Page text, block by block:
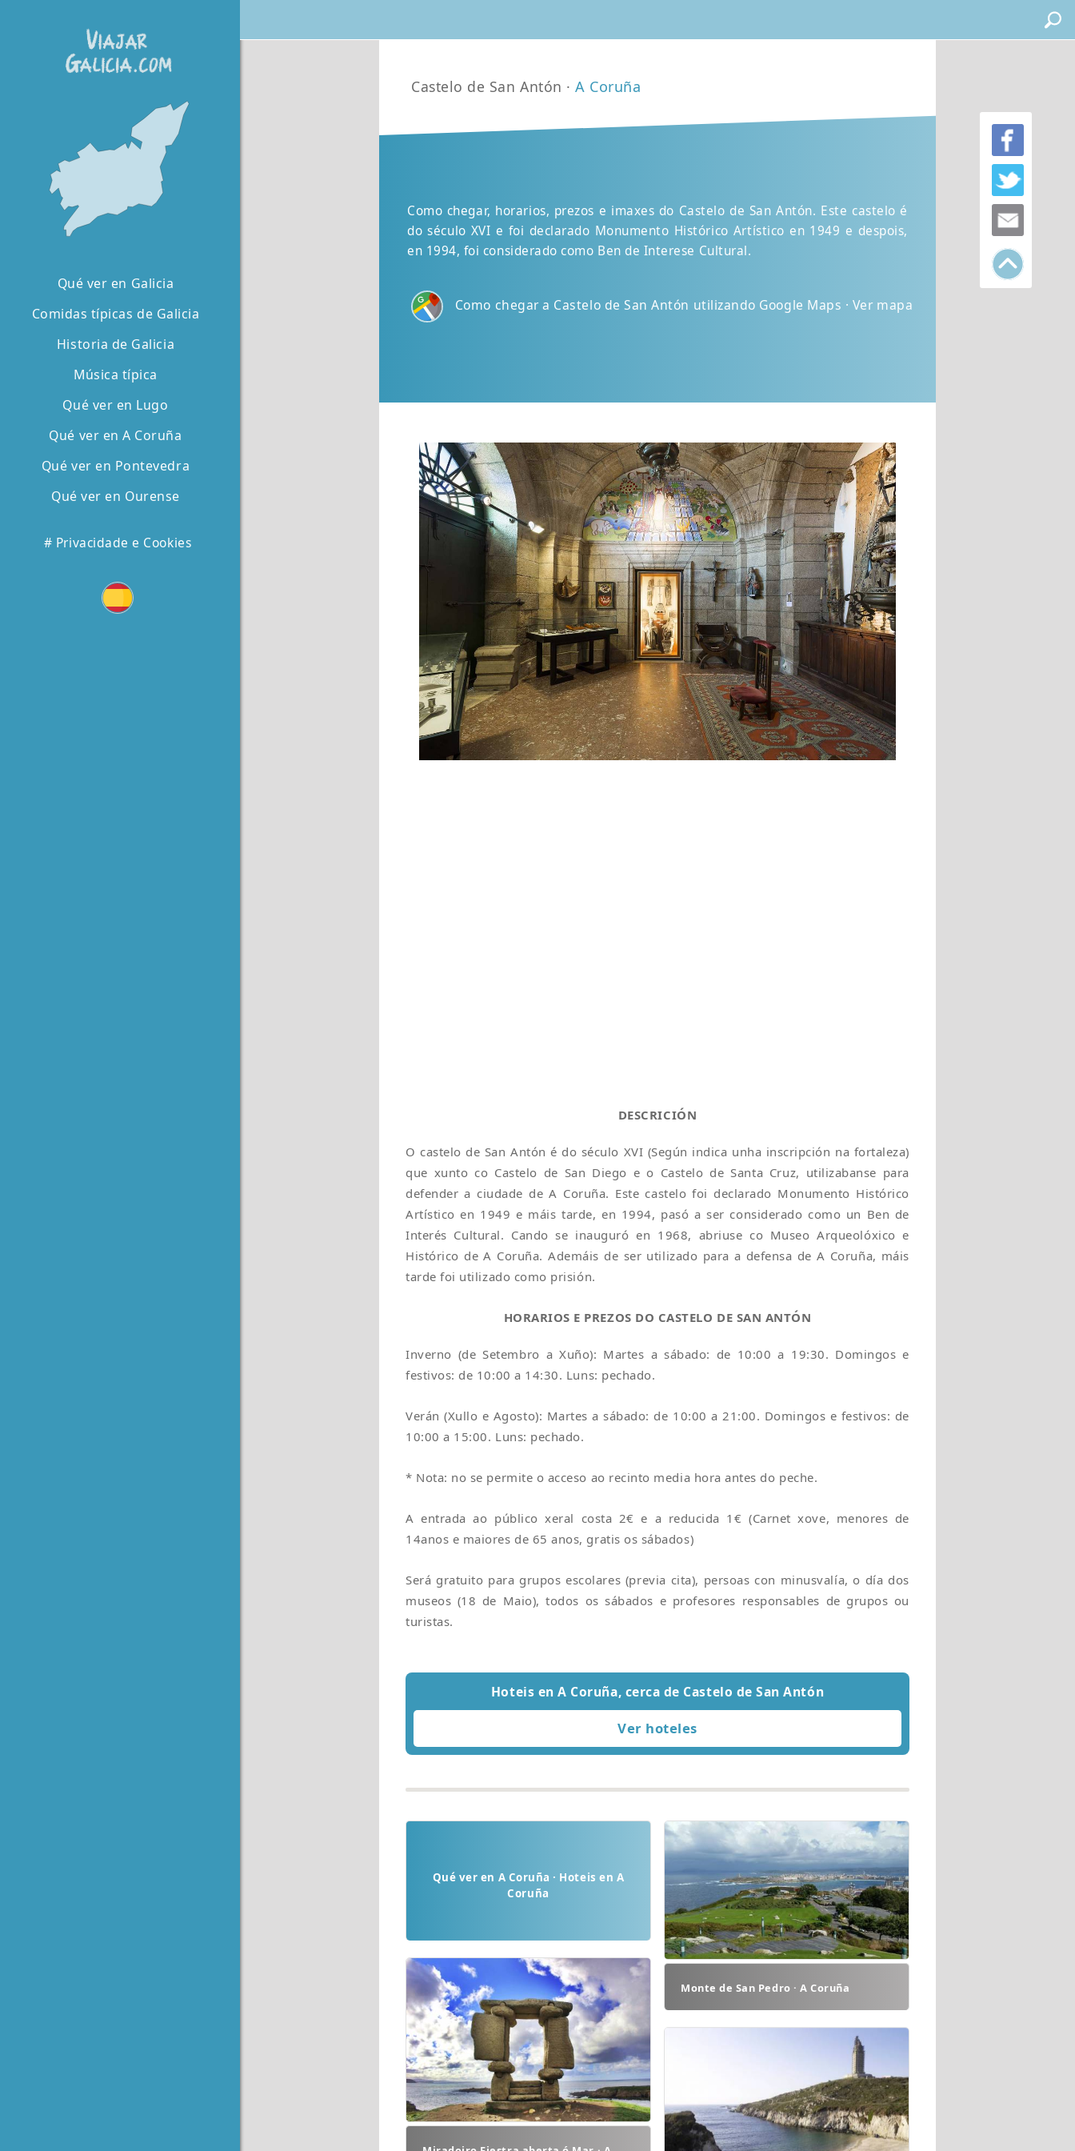
Castelo de San Antón ·A Coruña
Como chegar, horarios, prezos e imaxes do Castelo de San Antón. Este castelo é
do século XVI e foi declarado Monumento Histórico Artístico en 1949 e despois,
en 1994, foi considerado como Ben de Interese Cultural.
Como chegar a Castelo de San Antón utilizando Google Maps · Ver mapa
DESCRICIÓN
O castelo de San Antón é do século XVI (Según indica unha inscripción na fortaleza)
que xunto co Castelo de San Diego e o Castelo de Santa Cruz, utilizabanse para
defender a ciudade de A Coruña. Este castelo foi declarado Monumento Histórico
Artístico en 1949 e máis tarde, en 1994, pasó a ser considerado como un Ben de
Interés Cultural. Cando se inauguró en 1968, abriuse co Museo Arqueolóxico e
Histórico de A Coruña. Ademáis de ser utilizado para a defensa de A Coruña, máis
tarde foi utilizado como prisión.
HORARIOS E PREZOS DO CASTELO DE SAN ANTÓN
Inverno (de Setembro a Xuño): Martes a sábado: de 10:00 a 19:30. Domingos e
festivos: de 10:00 a 14:30. Luns: pechado.
Verán (Xullo e Agosto): Martes a sábado: de 10:00 a 21:00. Domingos e festivos: de
10:00 a 15:00. Luns: pechado.
* Nota: no se permite o acceso ao recinto media hora antes do peche.
A entrada ao público xeral costa 2€ e a reducida 1€ (Carnet xove, menores de
14anos e maiores de 65 anos, gratis os sábados)
Será gratuito para grupos escolares (previa cita), persoas con minusvalía, o día dos
museos (18 de Maio), todos os sábados e profesores responsables de grupos ou
turistas.
Hoteis en A Coruña, cerca de Castelo de San Antón
Qué ver en A Coruña · Hoteis en A
Coruña
Monte de San Pedro · A Coruña
Qué ver en Galicia
Comidas típicas de Galicia
Historia de Galicia
Música típica
Qué ver en Lugo
Qué ver en A Coruña
Qué ver en Pontevedra
Qué ver en Ourense
# Privacidade e Cookies